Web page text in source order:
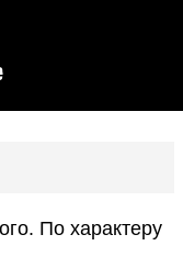
По характеру